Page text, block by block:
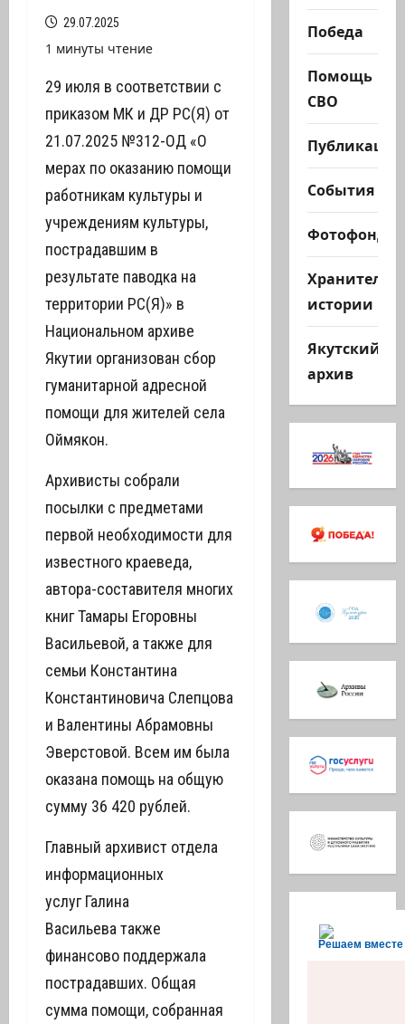
29.07.2025
1 минуты чтение
29 июля в соответствии с
приказом МК и ДР РС(Я) от
21.07.2025 №312-ОД «О
мерах по оказанию помощи
работникам культуры и
учреждениям культуры,
пострадавшим в
результате паводка на
территории РС(Я)» в
Национальном архиве
Якутии организован сбор
гуманитарной адресной
помощи для жителей села
Оймякон.
Архивисты собрали
посылки с предметами
первой необходимости для
известного краеведа,
автора-составителя многих
книг Тамары Егоровны
Васильевой, а также для
семьи Константина
Константиновича Слепцова
и Валентины Абрамовны
Эверстовой. Всем им была
оказана помощь на общую
сумму 36 420 рублей.
Главный архивист отдела
информационных
услуг Галина
Васильева также
финансово поддержала
пострадавших. Общая
сумма помощи, собранная
Победа
Помощь
СВО
Публикации
События
Фотофонд
Хранители
истории
Якутский
архив
Решаем вместе